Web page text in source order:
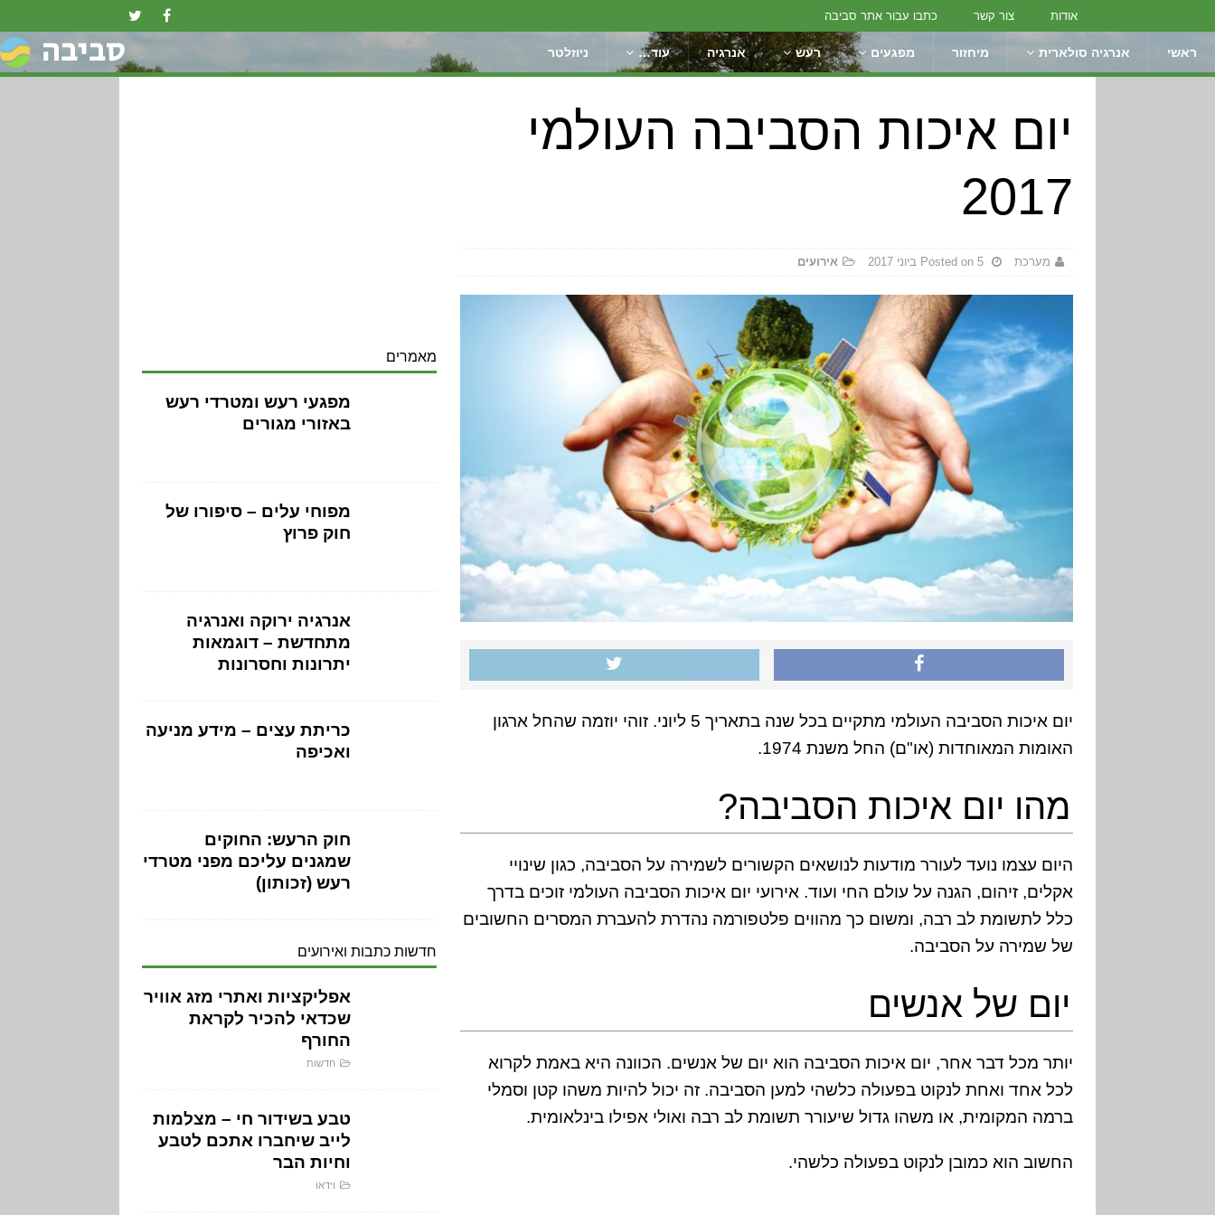
אודות צור קשר כתבו עבור אתר סביבה
ראשי אנרגיה סולארית מיחזור מפגעים רעש אנרגיה עוד… ניוזלטר
יום איכות הסביבה העולמי
2017
מערכת אירועים
יום איכות הסביבה העולמי מתקיים בכל שנה בתאריך 5 ליוני. זוהי יוזמה שהחל ארגון
האומות המאוחדות (או"ם) החל משנת 1974.
מהו יום איכות הסביבה?
היום עצמו נועד לעורר מודעות לנושאים הקשורים לשמירה על הסביבה, כגון שינויי
אקלים, זיהום, הגנה על עולם החי ועוד. אירועי יום איכות הסביבה העולמי זוכים בדרך
כלל לתשומת לב רבה, ומשום כך מהווים פלטפורמה נהדרת להעברת המסרים החשובים
של שמירה על הסביבה.
יום של אנשים
יותר מכל דבר אחר, יום איכות הסביבה הוא יום של אנשים. הכוונה היא באמת לקרוא
לכל אחד ואחת לנקוט בפעולה כלשהי למען הסביבה. זה יכול להיות משהו קטן וסמלי
ברמה המקומית, או משהו גדול שיעורר תשומת לב רבה ואולי אפילו בינלאומית.
החשוב הוא כמובן לנקוט בפעולה כלשהי.
מאמרים
מפגעי רעש ומטרדי רעש
באזורי מגורים
מפוחי עלים – סיפורו של
חוק פרוץ
אנרגיה ירוקה ואנרגיה
מתחדשת – דוגמאות
יתרונות וחסרונות
כריתת עצים – מידע מניעה
ואכיפה
חוק הרעש: החוקים
שמגנים עליכם מפני מטרדי
רעש (זכותון)
חדשות כתבות ואירועים
אפליקציות ואתרי מזג אוויר
שכדאי להכיר לקראת
החורף
חדשות
טבע בשידור חי – מצלמות
לייב שיחברו אתכם לטבע
וחיות הבר
וידאו